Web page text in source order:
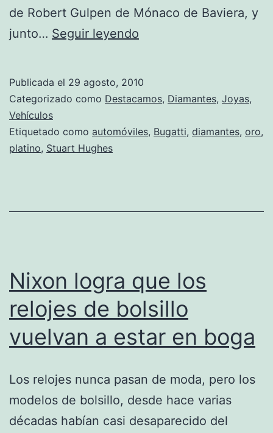
de Robert Gulpen de Mónaco de Baviera, y
junto… Seguir leyendo
que
una
Publicada el 29 agosto, 2010
Categorizado como Destacamos, Diamantes, Joyas,
Vehículos
Etiquetado como automóviles, Bugatti, diamantes, oro,
platino, Stuart Hughes
Nixon logra que los
relojes de bolsillo
vuelvan a estar en boga
Los relojes nunca pasan de moda, pero los
modelos de bolsillo, desde hace varias
décadas habían casi desaparecido del